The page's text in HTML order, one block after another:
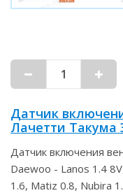
Датчик
Лачетти Такума
Датчик включения
Daewoo - Lanos 1.4
1.6, Matiz 0.8, Nubira